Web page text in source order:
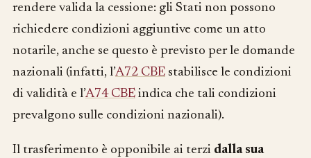
rendere valida la cessione: gli Stati non possono
richiedere condizioni aggiuntive come un atto
notarile, anche se questo è previsto per le domande
nazionali (infatti, l’A72 CBE stabilisce le condizioni
di validità e l’A74 CBE indica che tali condizioni
prevalgono sulle condizioni nazionali).
Il trasferimento è opponibile ai terzi dalla sua